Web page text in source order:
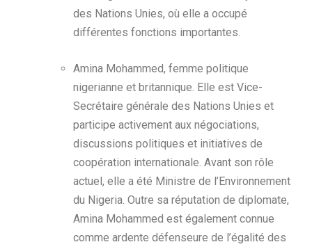
des Nations Unies, où elle a occupé
différentes fonctions importantes.
Amina Mohammed, femme politique
nigerianne et britannique. Elle est Vice-
Secrétaire générale des Nations Unies et
participe activement aux négociations,
discussions politiques et initiatives de
coopération internationale. Avant son rôle
actuel, elle a été Ministre de l’Environnement
du Nigeria. Outre sa réputation de diplomate,
Amina Mohammed est également connue
comme ardente défenseure de l’égalité des